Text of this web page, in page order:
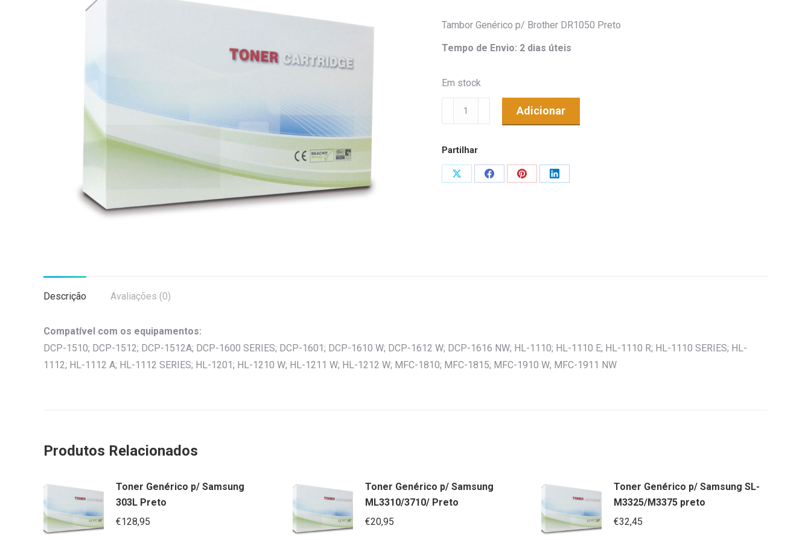
Tambor Genérico p/ Brother DR1050 Preto
Tempo de Envio: 2 dias úteis
Em stock
Quantidade
Genérico
Adicionar
Partilhar
Share
Share
Share
Share
Descrição Avaliações (0)
Compatível com os equipamentos:
DCP-1510; DCP-1512; DCP-1512A; DCP-1600 SERIES; DCP-1601; DCP-1610 W; DCP-1612 W; DCP-1616 NW; HL-1110; HL-1110 E; HL-1110 R; HL-1110 SERIES; HL-
1112; HL-1112 A; HL-1112 SERIES; HL-1201; HL-1210 W; HL-1211 W; HL-1212 W; MFC-1810; MFC-1815; MFC-1910 W; MFC-1911 NW
Produtos Relacionados
Toner Genérico p/ Samsung
303L Preto
€128,95
Toner Genérico p/ Samsung
ML3310/3710/ Preto
€20,95
Toner Genérico p/ Samsung SL-
M3325/M3375 preto
€32,45